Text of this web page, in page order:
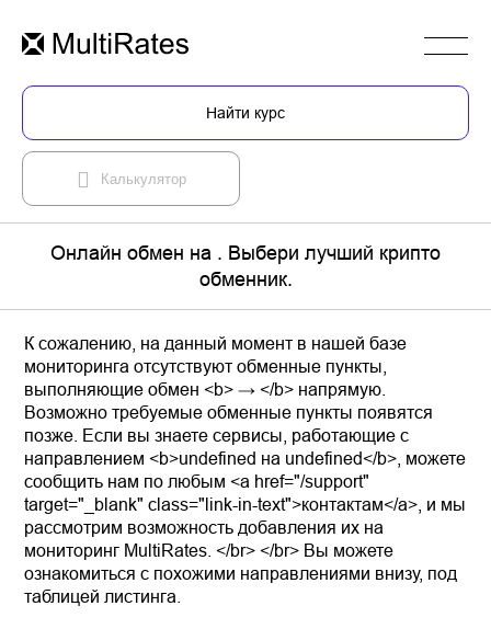
Найти курс
Калькулятор
Онлайн обмен на . Выбери лучший крипто
обменник.
К сожалению, на данный момент в нашей базе
мониторинга отсутствуют обменные пункты,
выполняющие обмен <b> → </b> напрямую.
Возможно требуемые обменные пункты появятся
позже. Если вы знаете сервисы, работающие с
направлением <b>undefined на undefined</b>, можете
сообщить нам по любым <a href="/support"
target="_blank" class="link-in-text">контактам</a>, и мы
рассмотрим возможность добавления их на
мониторинг MultiRates. </br> </br> Вы можете
ознакомиться с похожими направлениями внизу, под
таблицей листинга.